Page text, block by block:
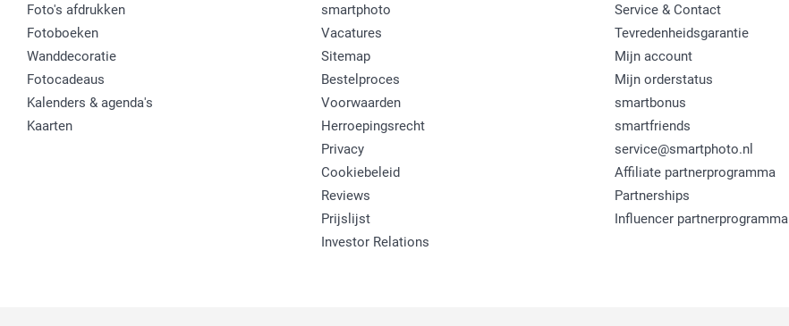
Foto's afdrukken
Fotoboeken
Wanddecoratie
Fotocadeaus
Kalenders & agenda's
Kaarten
smartphoto
Vacatures
Sitemap
Bestelproces
Voorwaarden
Herroepingsrecht
Privacy
Cookiebeleid
Reviews
Prijslijst
Investor Relations
Service & Contact
Tevredenheidsgarantie
Mijn account
Mijn orderstatus
smartbonus
smartfriends
service@smartphoto.nl
Affiliate partnerprogramma
Partnerships
Influencer partnerprogramma